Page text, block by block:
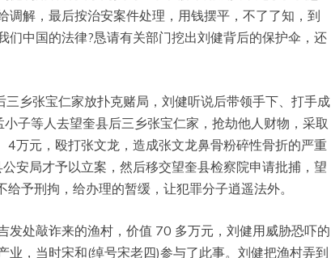
调解，最后按治安案件处理，用钱摆平，不了了知，到
们中国的法律?恳请有关部门挖出刘健背后的保护伞，还
乡张宝仁家放扑克赌局，刘健听说后带领手下、打手成
子等人去望奎县后三乡张宝仁家，抢劫他人财物，采取
4万元，殴打张文龙，造成张文龙鼻骨粉碎性骨折的严重
安局才予以立案，然后移交望奎县检察院申请批捕，望
予刑拘，给办理的暂缓，让犯罪分子逍遥法外。
发处敲诈来的渔村，价值 70 多万元，刘健用威胁恐吓的
业，当时宋和(绰号宋老四)参与了此事。刘健把渔村弄到